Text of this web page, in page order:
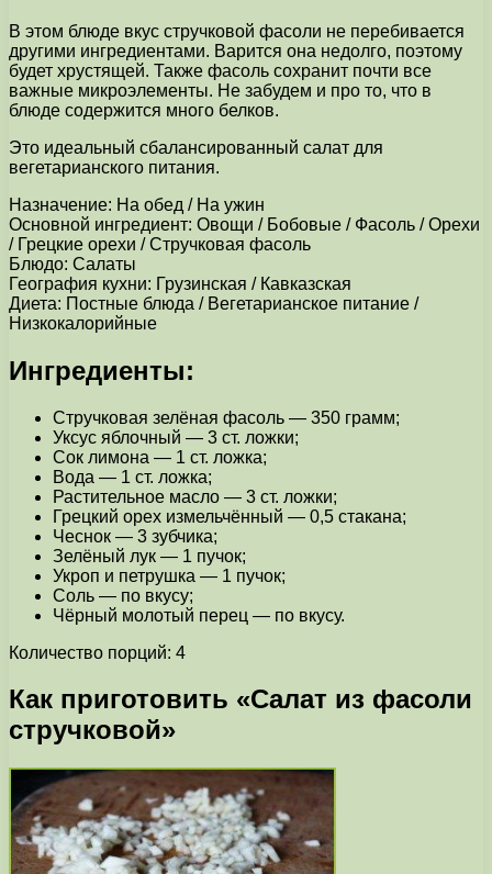
В этом блюде вкус стручковой фасоли не перебивается
другими ингредиентами. Варится она недолго, поэтому
будет хрустящей. Также фасоль сохранит почти все
важные микроэлементы. Не забудем и про то, что в
блюде содержится много белков.
Это идеальный сбалансированный салат для
вегетарианского питания.
Назначение: На обед / На ужин
Основной ингредиент: Овощи / Бобовые / Фасоль / Орехи
/ Грецкие орехи / Cтручковая фасоль
Блюдо: Салаты
География кухни: Грузинская / Кавказская
Диета: Постные блюда / Вегетарианское питание /
Низкокалорийные
Ингредиенты:
Стручковая зелёная фасоль — 350 грамм;
Уксус яблочный — 3 ст. ложки;
Сок лимона — 1 ст. ложка;
Вода — 1 ст. ложка;
Растительное масло — 3 ст. ложки;
Грецкий орех измельчённый — 0,5 стакана;
Чеснок — 3 зубчика;
Зелёный лук — 1 пучок;
Укроп и петрушка — 1 пучок;
Соль — по вкусу;
Чёрный молотый перец — по вкусу.
Количество порций: 4
Как приготовить «Салат из фасоли
стручковой»